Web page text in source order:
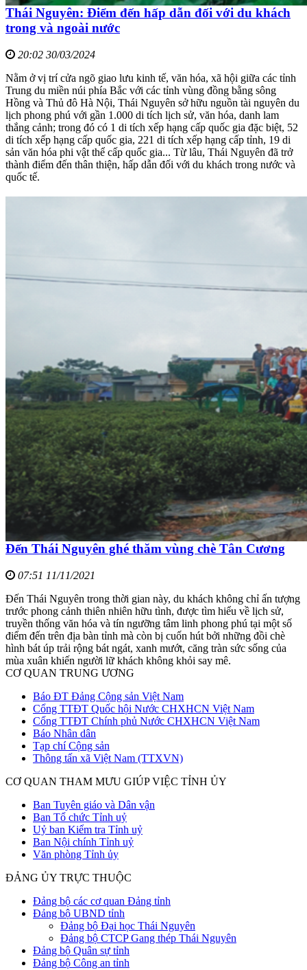
Thái Nguyên: Điểm đến hấp dẫn đối với du khách
trong và ngoài nước
20:02 30/03/2024
Nằm ở vị trí cửa ngõ giao lưu kinh tế, văn hóa, xã hội giữa các tỉnh
Trung du miền núi phía Bắc với các tỉnh vùng đồng bằng sông
Hồng và Thủ đô Hà Nội, Thái Nguyên sở hữu nguồn tài nguyên du
lịch phong phú với gần 1.000 di tích lịch sử, văn hóa, danh lam
thắng cảnh; trong đó có 1 di tích xếp hạng cấp quốc gia đặc biệt, 52
di tích xếp hạng cấp quốc gia, 221 di tích xếp hạng cấp tỉnh, 19 di
sản văn hóa phi vật thể cấp quốc gia... Từ lâu, Thái Nguyên đã trở
thành điểm đến thân thiện, hấp dẫn đối với du khách trong nước và
quốc tế.
Đến Thái Nguyên ghé thăm vùng chè Tân Cương
07:51 11/11/2021
Đến Thái Nguyên trong thời gian này, du khách không chỉ ấn tượng
trước phong cảnh thiên nhiên hữu tình, được tìm hiểu về lịch sử,
truyền thống văn hóa và tín ngưỡng tâm linh phong phú tại một số
điểm đến trên địa bàn tỉnh mà còn bị cuốn hút bởi những đồi chè
hình bát úp trải rộng bát ngát, xanh mướt, căng tràn sức sống của
mùa xuân khiến người lữ khách không khỏi say mê.
CƠ QUAN TRUNG ƯƠNG
Báo ĐT Đảng Cộng sản Việt Nam
Cổng TTĐT Quốc hội Nước CHXHCN Việt Nam
Cổng TTĐT Chính phủ Nước CHXHCN Việt Nam
Báo Nhân dân
Tạp chí Cộng sản
Thông tấn xã Việt Nam (TTXVN)
CƠ QUAN THAM MƯU GIÚP VIỆC TỈNH ỦY
Ban Tuyên giáo và Dân vận
Ban Tổ chức Tỉnh uỷ
Uỷ ban Kiểm tra Tỉnh uỷ
Ban Nội chính Tỉnh uỷ
Văn phòng Tỉnh ủy
ĐẢNG ỦY TRỰC THUỘC
Đảng bộ các cơ quan Đảng tỉnh
Đảng bộ UBND tỉnh
Đảng bộ Đại học Thái Nguyên
Đảng bộ CTCP Gang thép Thái Nguyên
Đảng bộ Quân sự tỉnh
Đảng bộ Công an tỉnh